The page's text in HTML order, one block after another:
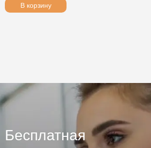
В корзину
Бесплатная